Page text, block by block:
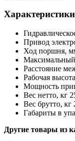
Привод
Ход поршня,
Расстояние
Рабочая
Мощность
Вес нетто, кг
Вес брутто, кг
Габариты в
Другие товары из